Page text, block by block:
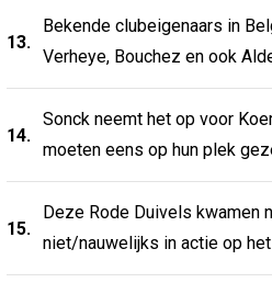
13.
Bekende clubeigenaars in
Verheye, Bouchez en ook
14.
Sonck neemt het op voor
moeten eens op hun plek
15.
Deze Rode Duivels kwamen
niet/nauwelijks in actie op